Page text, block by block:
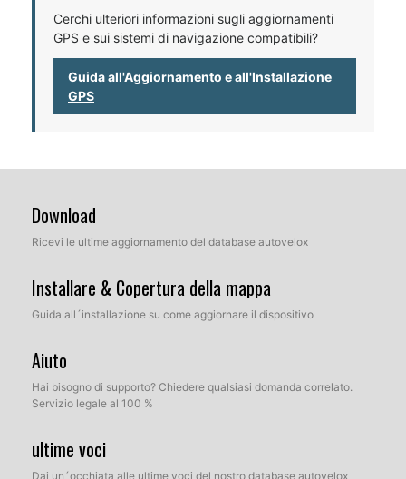
Cerchi ulteriori informazioni sugli aggiornamenti
GPS e sui sistemi di navigazione compatibili?
Guida all'Aggiornamento e all'Installazione
GPS
Download
Ricevi le ultime aggiornamento del database autovelox
Installare & Copertura della mappa
Guida all´installazione su come aggiornare il dispositivo
Aiuto
Hai bisogno di supporto? Chiedere qualsiasi domanda correlato.
Servizio legale al 100 %
ultime voci
Dai un´occhiata alle ultime voci del nostro database autovelox